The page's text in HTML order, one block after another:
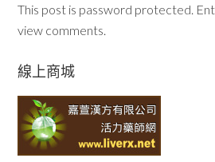
This post is password protected.
view comments.
線上商城